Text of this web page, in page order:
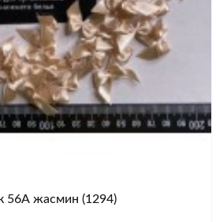
56А жасмин (1294)